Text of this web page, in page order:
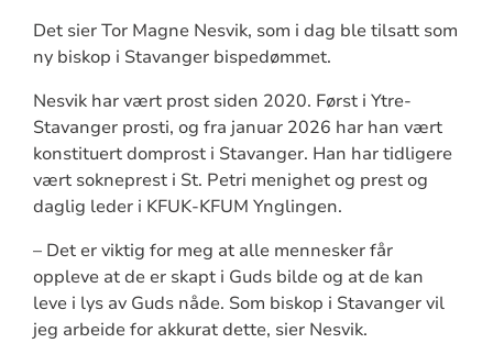
Det sier Tor Magne Nesvik, som i dag ble tilsatt som
ny biskop i Stavanger bispedømmet.
Nesvik har vært prost siden 2020. Først i Ytre-
Stavanger prosti, og fra januar 2026 har han vært
konstituert domprost i Stavanger. Han har tidligere
vært sokneprest i St. Petri menighet og prest og
daglig leder i KFUK-KFUM Ynglingen.
– Det er viktig for meg at alle mennesker får
oppleve at de er skapt i Guds bilde og at de kan
leve i lys av Guds nåde. Som biskop i Stavanger vil
jeg arbeide for akkurat dette, sier Nesvik.